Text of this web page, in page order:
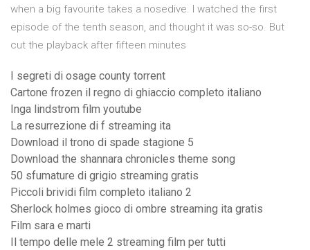
when a big favourite takes a nosedive. I watched the first
episode of the tenth season, and thought it was so-so. But
cut the playback after fifteen minutes
I segreti di osage county torrent
Cartone frozen il regno di ghiaccio completo italiano
Inga lindstrom film youtube
La resurrezione di f streaming ita
Download il trono di spade stagione 5
Download the shannara chronicles theme song
50 sfumature di grigio streaming gratis
Piccoli brividi film completo italiano 2
Sherlock holmes gioco di ombre streaming ita gratis
Film sara e marti
Il tempo delle mele 2 streaming film per tutti